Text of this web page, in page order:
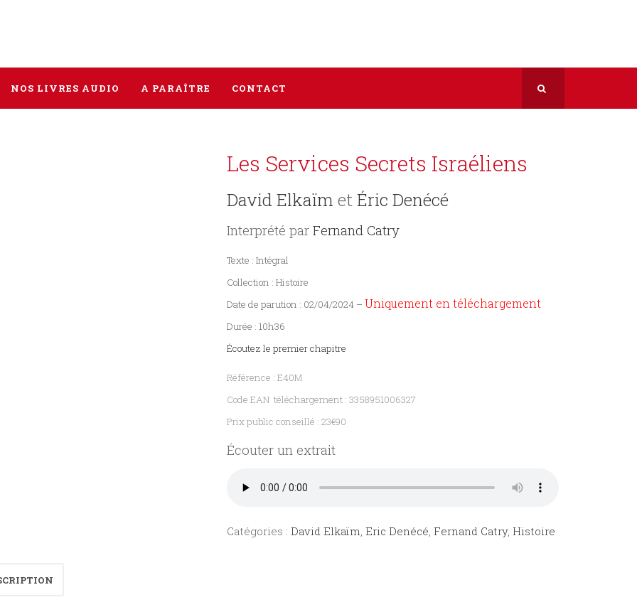
NOS LIVRES AUDIO A PARAÎTRE CONTACT
Les Services Secrets Israéliens
David Elkaïm etÉric Denécé
Interprété parFernand Catry
Texte : Intégral
Collection : Histoire
Date de parution : 02/04/2024 –Uniquement en téléchargement
Durée : 10h36
Écoutez le premier chapitre
Référence : E40M
Code EAN téléchargement : 3358951006327
Prix public conseillé : 23€90
Écouter un extrait
Catégories : David Elkaïm, Eric Denécé, Fernand Catry, Histoire